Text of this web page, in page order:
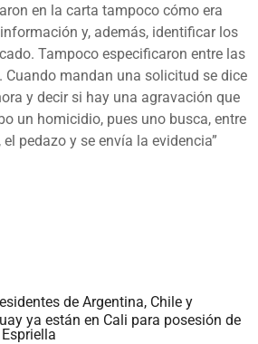
en la carta tampoco cómo era
y, además, identificar los
Tampoco especificaron entre las
Cuando mandan una solicitud se dice
y decir si hay una agravación que
un homicidio, pues uno busca, entre
pedazo y se envía la evidencia
de Argentina, Chile y
ya están en Cali para posesión de